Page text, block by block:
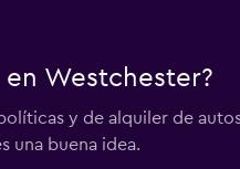
Westchester?
y de alquiler de
una buena idea.